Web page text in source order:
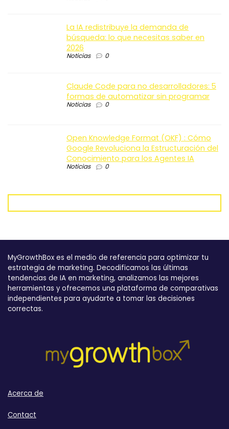
La IA redistribuye la demanda de
búsqueda: lo que necesitas saber en
2026
Noticias 0
Claude Code para no desarrolladores: 5
formas de automatizar sin programar
Noticias 0
Open Knowledge Format (OKF) : Cómo
Google Revoluciona la Estructuración del
Conocimiento para los Agentes IA
Noticias 0
MyGrowthBox es el medio de referencia para optimizar tu
estrategia de marketing. Decodificamos las últimas
tendencias de IA en marketing, analizamos las mejores
herramientas y ofrecemos una plataforma de comparativas
independientes para ayudarte a tomar las decisiones
correctas.
Acerca de
Contact